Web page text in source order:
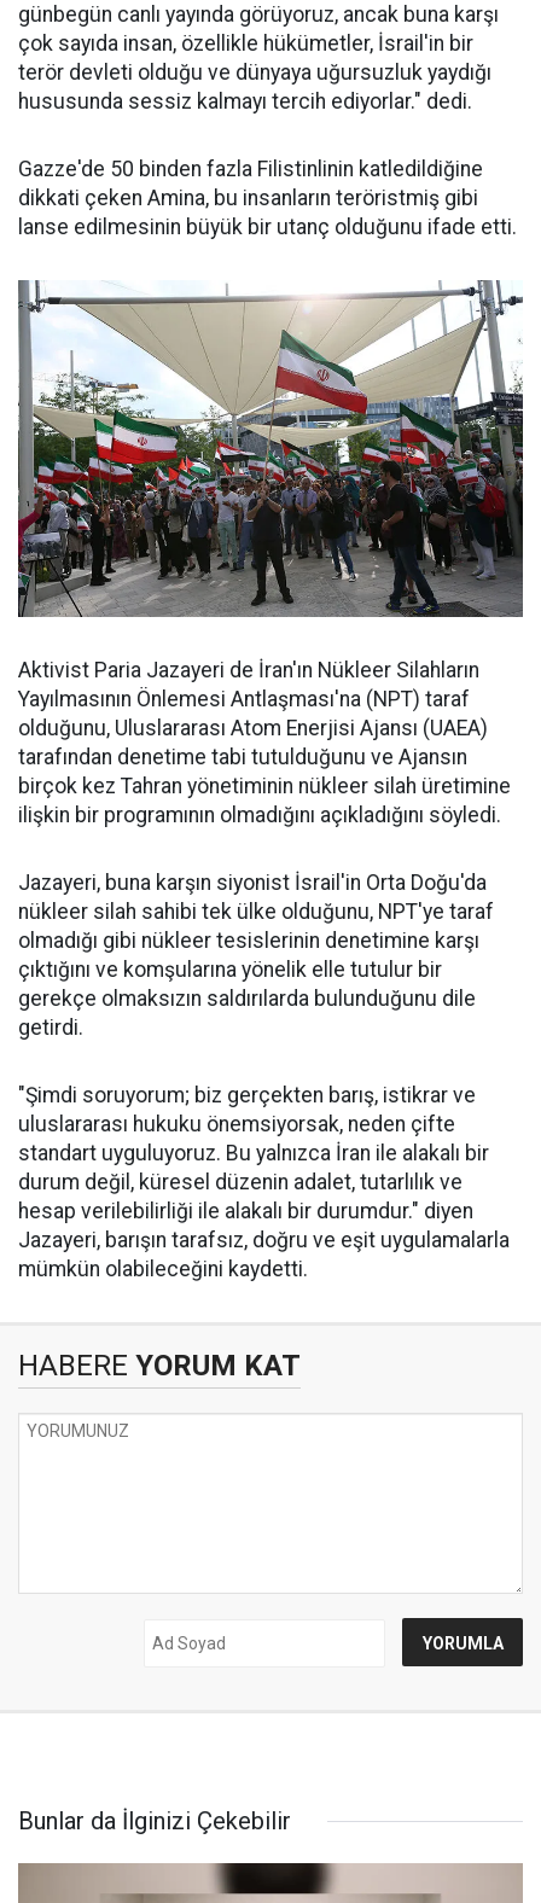
günbegün canlı yayında görüyoruz, ancak buna karşı
çok sayıda insan, özellikle hükümetler, İsrail'in bir
terör devleti olduğu ve dünyaya uğursuzluk yaydığı
hususunda sessiz kalmayı tercih ediyorlar." dedi.
Gazze'de 50 binden fazla Filistinlinin katledildiğine
dikkati çeken Amina, bu insanların teröristmiş gibi
lanse edilmesinin büyük bir utanç olduğunu ifade etti.
Aktivist Paria Jazayeri de İran'ın Nükleer Silahların
Yayılmasının Önlemesi Antlaşması'na (NPT) taraf
olduğunu, Uluslararası Atom Enerjisi Ajansı (UAEA)
tarafından denetime tabi tutulduğunu ve Ajansın
birçok kez Tahran yönetiminin nükleer silah üretimine
ilişkin bir programının olmadığını açıkladığını söyledi.
Jazayeri, buna karşın siyonist İsrail'in Orta Doğu'da
nükleer silah sahibi tek ülke olduğunu, NPT'ye taraf
olmadığı gibi nükleer tesislerinin denetimine karşı
çıktığını ve komşularına yönelik elle tutulur bir
gerekçe olmaksızın saldırılarda bulunduğunu dile
getirdi.
"Şimdi soruyorum; biz gerçekten barış, istikrar ve
uluslararası hukuku önemsiyorsak, neden çifte
standart uyguluyoruz. Bu yalnızca İran ile alakalı bir
durum değil, küresel düzenin adalet, tutarlılık ve
hesap verilebilirliği ile alakalı bir durumdur." diyen
Jazayeri, barışın tarafsız, doğru ve eşit uygulamalarla
mümkün olabileceğini kaydetti.
HABERE YORUM KAT
Bunlar da İlginizi Çekebilir